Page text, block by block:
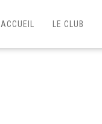
ACCUEIL LE CLUB